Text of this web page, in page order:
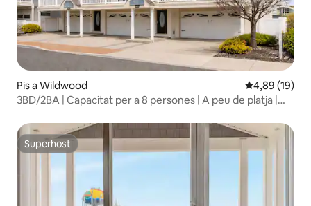
Pis a Wildwood 4,89 de
4,89 (19)
3BD/2BA | Capacitat per a 8 persones | A peu de platja |
Superhost
Superhost